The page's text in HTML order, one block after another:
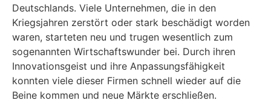
Deutschlands. Viele Unternehmen, die in den
Kriegsjahren zerstört oder stark beschädigt worden
waren, starteten neu und trugen wesentlich zum
sogenannten Wirtschaftswunder bei. Durch ihren
Innovationsgeist und ihre Anpassungsfähigkeit
konnten viele dieser Firmen schnell wieder auf die
Beine kommen und neue Märkte erschließen.